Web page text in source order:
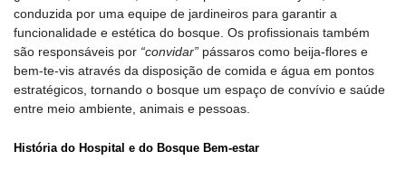
conduzida por uma equipe de jardineiros para garantir a
funcionalidade e estética do bosque. Os profissionais também
são responsáveis por “convidar” pássaros como beija-flores e
bem-te-vis através da disposição de comida e água em pontos
estratégicos, tornando o bosque um espaço de convívio e saúde
entre meio ambiente, animais e pessoas.
História do Hospital e do Bosque Bem-estar